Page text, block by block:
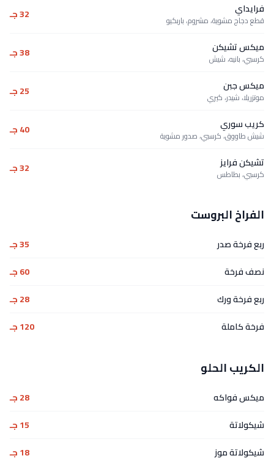
فرايداي
قطع دجاج مشوية، مشروم، باربكيو 32 جـ
ميكس تشيكن
كرسبي، بانيه، شيش 38 جـ
ميكس جبن
موتزريلا، شيدر، كيري 25 جـ
كريب سوري
شيش طاووق، كرسبي، صدور مشوية 40 جـ
تشيكن فرايز
كرسبي، بطاطس 32 جـ
الفراخ البروست
ربع فرخة صدر
35 جـ
نصف فرخة
60 جـ
ربع فرخة ورك
28 جـ
فرخة كاملة
120 جـ
الكريب الحلو
ميكس فواكه
28 جـ
شيكولاتة
15 جـ
شيكولاتة موز
18 جـ